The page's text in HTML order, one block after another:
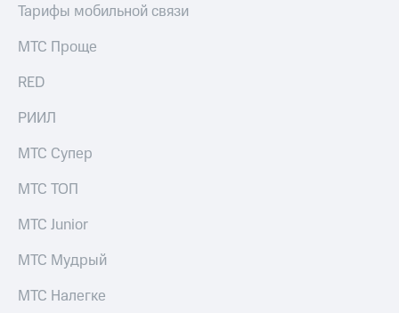
Тарифы мобильной связи
МТС Проще
RED
РИИЛ
МТС Супер
МТС ТОП
МТС Junior
МТС Мудрый
МТС Налегке